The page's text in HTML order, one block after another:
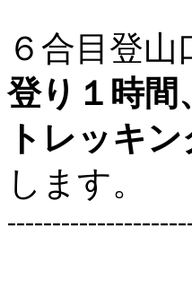
６合目登
登り１時間
トレッキ
します。